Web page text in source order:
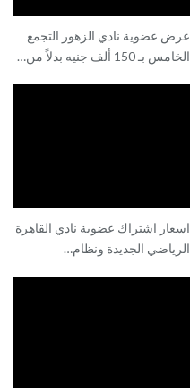
عرض عضوية نادي الزهور التجمع
الخامس بـ 150 ألف جنيه بدلاً من…
اسعار اشتراك عضوية نادي القاهرة
الرياضي الجديدة ونظام…